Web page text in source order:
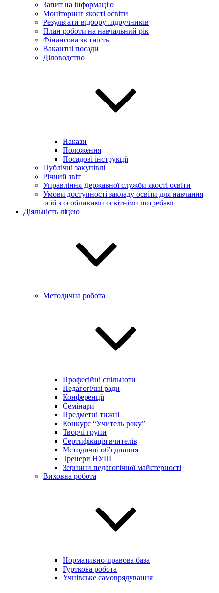
Запит на інформацію
Моніторинг якості освіти
Результати відбору підручників
План роботи на навчальний рік
Фінансова звітність
Вакантні посади
Діловодство
Накази
Положення
Посадові інструкції
Публічні закупівлі
Річний звіт
Управління Державної служби якості освіти
Умови доступності закладу освіти для навчання
осіб з особливими освітніми потребами
Діяльність ліцею
Методична робота
Професійні спільноти
Педагогічні ради
Конференції
Семінари
Предметні тижні
Конкурс “Учитель року”
Творчі групи
Сертифікація вчителів
Методичні об’єднання
Тренери НУШ
Зернини педагогічної майстерності
Виховна робота
Нормативно-правова база
Гурткова робота
Учнівське самоврядування